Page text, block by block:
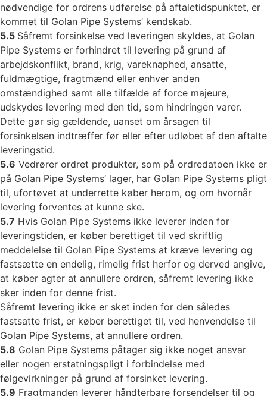
nødvendige for ordrens udførelse på aftaletidspunktet, er
kommet til Golan Pipe Systems’ kendskab.
5.5 Såfremt forsinkelse ved leveringen skyldes, at Golan
Pipe Systems er forhindret til levering på grund af
arbejdskonflikt, brand, krig, vareknaphed, ansatte,
fuldmægtige, fragtmænd eller enhver anden
omstændighed samt alle tilfælde af force majeure,
udskydes levering med den tid, som hindringen varer.
Dette gør sig gældende, uanset om årsagen til
forsinkelsen indtræffer før eller efter udløbet af den aftalte
leveringstid.
5.6 Vedrører ordret produkter, som på ordredatoen ikke er
på Golan Pipe Systems’ lager, har Golan Pipe Systems pligt
til, ufortøvet at underrette køber herom, og om hvornår
levering forventes at kunne ske.
5.7 Hvis Golan Pipe Systems ikke leverer inden for
leveringstiden, er køber berettiget til ved skriftlig
meddelelse til Golan Pipe Systems at kræve levering og
fastsætte en endelig, rimelig frist herfor og derved angive,
at køber agter at annullere ordren, såfremt levering ikke
sker inden for denne frist.
Såfremt levering ikke er sket inden for den således
fastsatte frist, er køber berettiget til, ved henvendelse til
Golan Pipe Systems, at annullere ordren.
5.8 Golan Pipe Systems påtager sig ikke noget ansvar
eller nogen erstatningspligt i forbindelse med
følgevirkninger på grund af forsinket levering.
5.9 Fragtmanden leverer håndterbare forsendelser til og